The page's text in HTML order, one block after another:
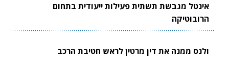
אינטל מגבשת תשתית פעילות ייעודית בתחום
הרובוטיקה
ולנס ממנה את דין מרטין לראש חטיבת הרכב